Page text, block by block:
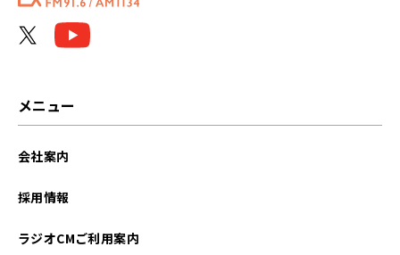
メニュー
会社案内
採用情報
ラジオCMご利用案内